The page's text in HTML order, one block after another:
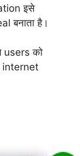
इसे
बनाता है।
users को
internet